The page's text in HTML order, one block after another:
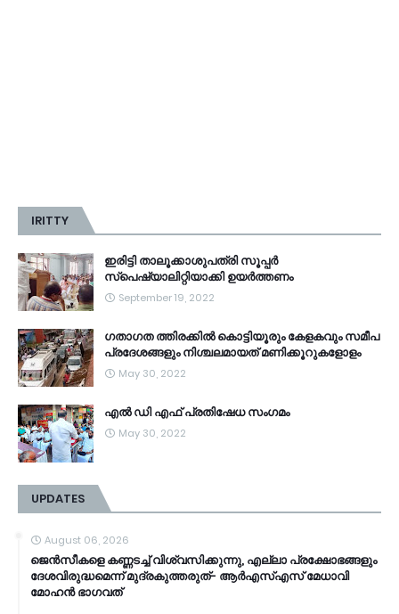
IRITTY
ഇരിട്ടി താലൂക്കാശുപത്രി സൂപ്പർ
സ്‌പെഷ്യാലിറ്റിയാക്കി ഉയർത്തണം
September 19, 2022
ഗതാഗത ത്തിരക്കിൽ കൊട്ടിയൂരും കേളകവും സമീപ
പ്രദേശങ്ങളും നിശ്ചലമായത് മണിക്കൂറുകളോളം
May 30, 2022
എൽ ഡി എഫ് പ്രതിഷേധ സംഗമം
May 30, 2022
UPDATES
August 06, 2026
ജെൻസീകളെ കണ്ണടച്ച് വിശ്വസിക്കുന്നു, എല്ലാ പ്രക്ഷോഭങ്ങളും
ദേശവിരുദ്ധമെന്ന് മുദ്രകുത്തരുത്- ആർഎസ്എസ് മേധാവി
മോഹൻ ഭാ​ഗവത്